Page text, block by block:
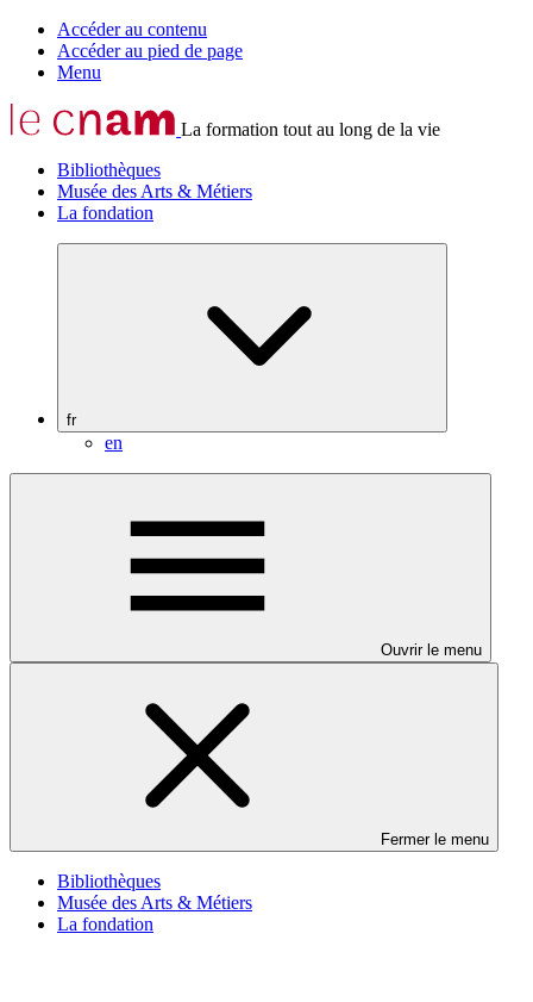
Accéder au contenu
Accéder au pied de page
Menu
La formation tout au long de la vie
Bibliothèques
Musée des Arts & Métiers
La fondation
fr
en
Ouvrir le menu
Fermer le menu
Bibliothèques
Musée des Arts & Métiers
La fondation